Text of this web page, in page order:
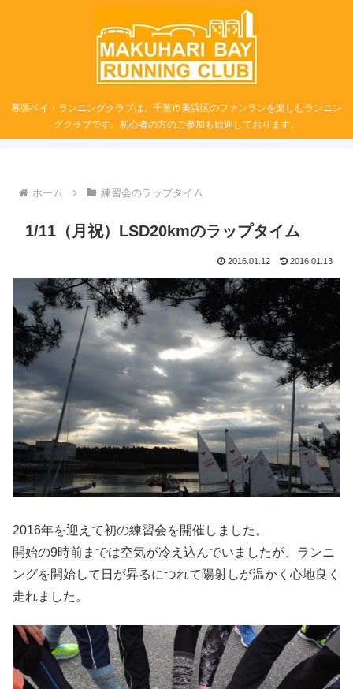
幕張ベイ・ランニングクラブは、千葉市美浜区のファンランを楽しむランニン
グクラブです。初心者の方のご参加も歓迎しております。
ホーム 練習会のラップタイム
1/11（月祝）LSD20kmのラップタイム
2016.01.12 2016.01.13
2016年を迎えて初の練習会を開催しました。
開始の9時前までは空気が冷え込んでいましたが、ランニ
ングを開始して日が昇るにつれて陽射しが温かく心地良く
走れました。